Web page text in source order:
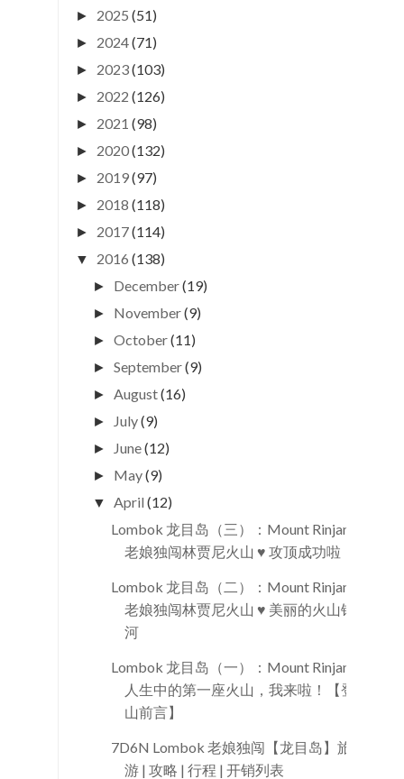
► 2025 (51)
► 2024(71)
► 2023(103)
► 2022 (126)
► 2021 (98)
► 2020(132)
► 2019(97)
► 2018 (118)
► 2017(114)
▼ 2016 (138)
► December(19)
► November(9)
►October(11)
►September(9)
►August(16)
► July(9)
► June(12)
► May(9)
▼April(12)
Lombok 龙目岛（三）：Mount Rinjani
老娘独闯林贾尼火山 ♥ 攻顶成功啦！
Lombok 龙目岛（二）：Mount Rinjani
老娘独闯林贾尼火山 ♥ 美丽的火山银
河
Lombok 龙目岛（一）：Mount Rinjani
人生中的第一座火山，我来啦！【登
山前言】
7D6N Lombok 老娘独闯【龙目岛】旅
游 | 攻略 | 行程 | 开销列表